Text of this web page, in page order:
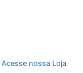
Acesse nossa Loja